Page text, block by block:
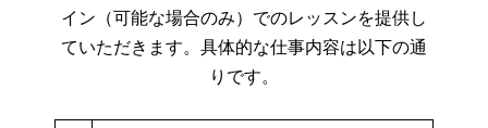
イン（可能な場合のみ）でのレッスンを提供し
ていただきます。具体的な仕事内容は以下の通
りです。